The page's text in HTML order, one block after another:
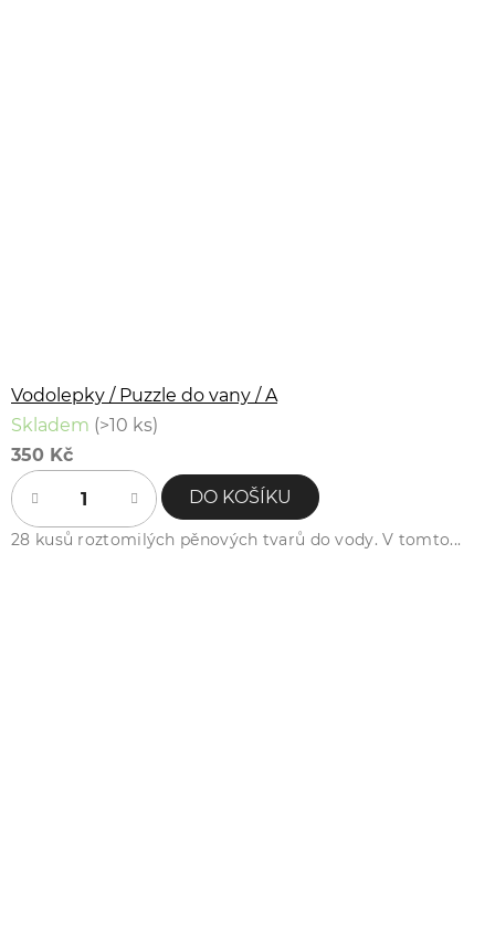
Vodolepky / Puzzle do vany / A
Skladem (>10 ks)
350 Kč
DO KOŠÍKU
28 kusů roztomilých pěnových tvarů do vody. V tomto...